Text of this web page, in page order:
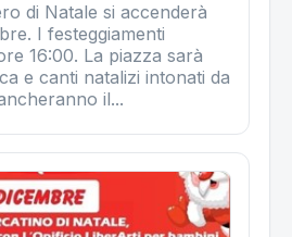
di Natale si accenderà
I festeggiamenti
16:00. La piazza sarà
e canti natalizi intonati da
il...